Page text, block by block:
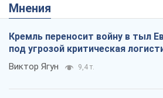
Мнения
Кремль переносит войну в тыл
под угрозой критическая
Виктор Ягун 9,4 т.